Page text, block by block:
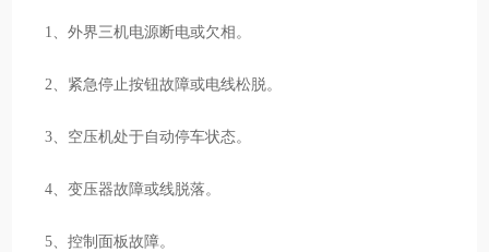
1、外界三机电源断电或欠相。
2、紧急停止按钮故障或电线松脱。
3、空压机处于自动停车状态。
4、变压器故障或线脱落。
5、控制面板故障。